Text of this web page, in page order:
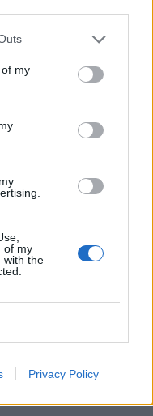
my
of my
with the
Privacy Policy
ΚΑΤΗΓΟΡΊΑ
Γραβιέρα Νάξου